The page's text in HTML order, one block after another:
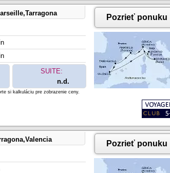
SUITE:
n.d.
Pozrieť ponuku
si kalkuláciu pre zobrazenie ceny.
Pozrieť ponuku